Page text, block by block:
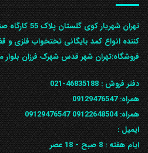
تهران شهریار
کننده انواع کمد بایگانی تختخواب فلزی
ف‍روشگاه:تهران شهر قدس شهرک فرزان بلوار
دفتر فروش :46835188-021
همراه:09129476547
همراه: 09122648504
09129476547
ایمیل :
ایام هفته :8 صبح - 18 عصر